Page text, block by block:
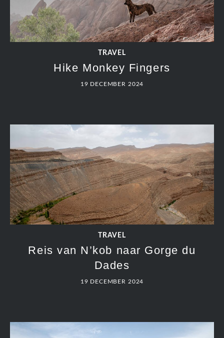
TRAVEL
Hike Monkey Fingers
19 DECEMBER 2024
TRAVEL
Reis van N’kob naar Gorge du
Dades
19 DECEMBER 2024